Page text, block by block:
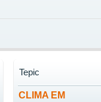
CLIMA EM
Tepic